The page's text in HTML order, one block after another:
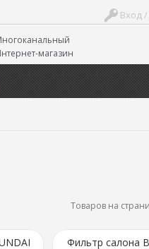
Вход
магазин
Товаров на
Фильтр салона